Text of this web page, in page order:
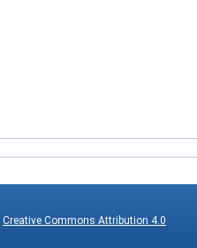
Creative Commons Attribution 4.0